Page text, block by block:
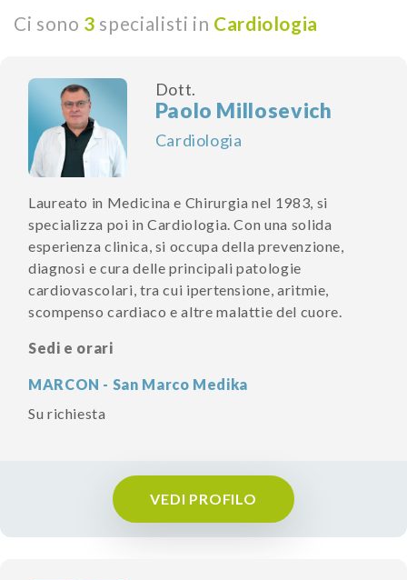
Ci sono 3 specialisti in Cardiologia
Dott.
Paolo Millosevich
Cardiologia
Laureato in Medicina e Chirurgia nel 1983, si
specializza poi in Cardiologia. Con una solida
esperienza clinica, si occupa della prevenzione,
diagnosi e cura delle principali patologie
cardiovascolari, tra cui ipertensione, aritmie,
scompenso cardiaco e altre malattie del cuore.
Sedi e orari
MARCON - San Marco Medika
Su richiesta
VEDI PROFILO